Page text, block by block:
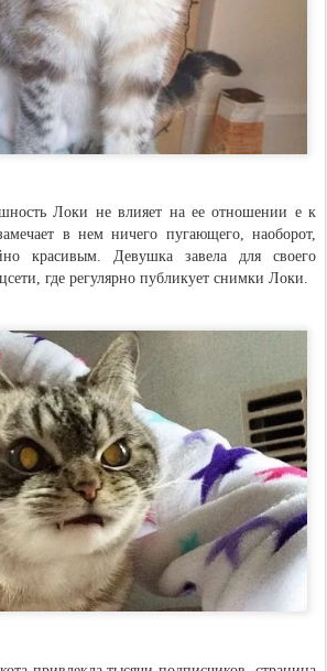
Локи не влияет на ее отношении е к
в нем ничего пугающего, наоборот,
красивым. Девушка завела для своего
где регулярно публикует снимки Локи.